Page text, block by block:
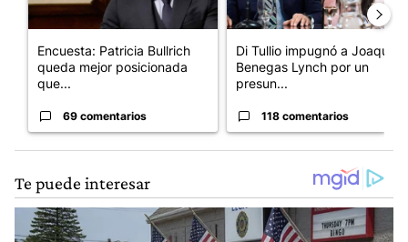
Encuesta: Patricia Bullrich
queda mejor posicionada
que...
69 comentarios
Di Tullio impugnó a Joaquín
Benegas Lynch por un
presun...
118 comentarios